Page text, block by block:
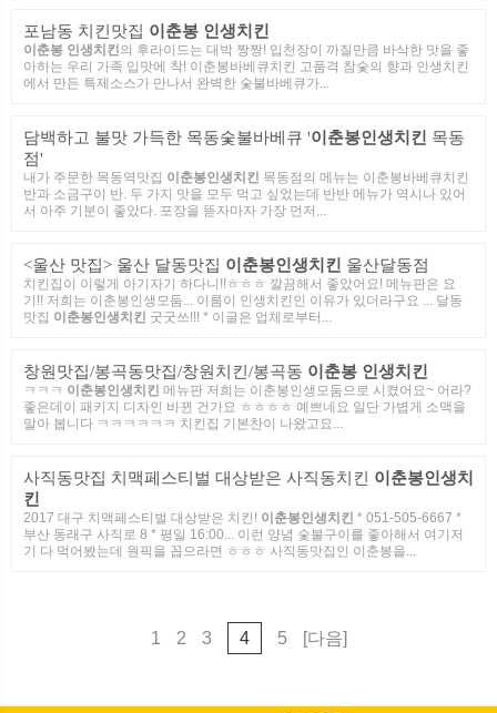
포남동 치킨맛집 이춘봉 인생치킨
이춘봉 인생치킨의 후라이드는 대박 짱짱! 입천장이 까질만큼 바삭한 맛을 좋
아하는 우리 가족 입맛에 착! 이춘봉바베큐치킨 고품격 참숯의 향과 인생치킨
에서 만든 특제소스가 만나서 완벽한 숯불바베큐가...
담백하고 불맛 가득한 목동숯불바베큐 '이춘봉인생치킨
목동
점'
내가 주문한 목동역맛집 이춘봉인생치킨 목동점의 메뉴는 이춘봉바베큐치킨
반과 소금구이 반. 두 가지 맛을 모두 먹고 싶었는데 반반 메뉴가 역시나 있어
서 아주 기분이 좋았다. 포장을 뜯자마자 가장 먼저...
<울산 맛집> 울산 달동맛집 이춘봉인생치킨 울산달동점
치킨집이 이렇게 아기자기 하다니!!ㅎㅎㅎ 깔끔해서 좋았어요! 메뉴판은 요
기!! 저희는 이춘봉인생모둠... 이름이 인생치킨인 이유가 있더라구요 ... 달동
맛집 이춘봉인생치킨 굿굿쓰!!! * 이글은 업체로부터...
창원맛집/봉곡동맛집/창원치킨/봉곡동 이춘봉 인생치킨
ㅋㅋㅋ 이춘봉인생치킨 메뉴판 저희는 이춘봉인생모둠으로 시켰어요~ 어라?
좋은데이 패키지 디자인 바뀐 건가요 ㅎㅎㅎㅎ 예쁘네요 일단 가볍게 소맥을
말아 봅니다 ㅋㅋㅋㅋㅋㅋ 치킨집 기본찬이 나왔고요...
사직동맛집 치맥페스티벌 대상받은 사직동치킨 이춘봉인생치
킨
2017 대구 치맥페스티벌 대상받은 치킨! 이춘봉인생치킨 * 051-505-6667 *
부산 동래구 사직로 8 * 평일 16:00... 이런 양념 숯불구이를 좋아해서 여기저
기 다 먹어봤는데 원픽을 꼽으라면 ㅎㅎㅎ 사직동맛집인 이춘봉을...
1 2 3 4 5 [다음]